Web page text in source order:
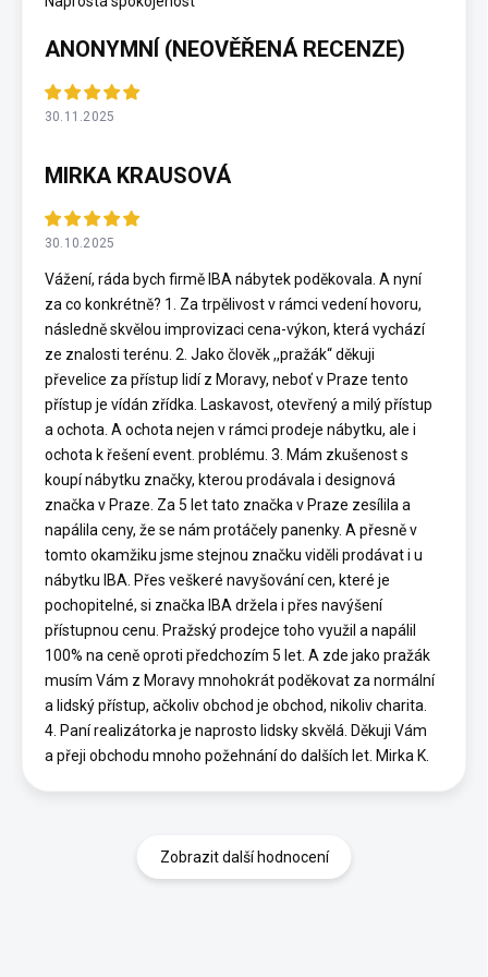
ANONYMNÍ (NEOVĚŘENÁ RECENZE)
30.11.2025
MIRKA KRAUSOVÁ
30.10.2025
Vážení, ráda bych firmě IBA nábytek poděkovala. A nyní
za co konkrétně? 1. Za trpělivost v rámci vedení hovoru,
následně skvělou improvizaci cena-výkon, která vychází
ze znalosti terénu. 2. Jako člověk ,,pražák“ děkuji
převelice za přístup lidí z Moravy, neboť v Praze tento
přístup je vídán zřídka. Laskavost, otevřený a milý přístup
a ochota. A ochota nejen v rámci prodeje nábytku, ale i
ochota k řešení event. problému. 3. Mám zkušenost s
koupí nábytku značky, kterou prodávala i designová
značka v Praze. Za 5 let tato značka v Praze zesílila a
napálila ceny, že se nám protáčely panenky. A přesně v
tomto okamžiku jsme stejnou značku viděli prodávat i u
nábytku IBA. Přes veškeré navyšování cen, které je
pochopitelné, si značka IBA držela i přes navýšení
přístupnou cenu. Pražský prodejce toho využil a napálil
100% na ceně oproti předchozím 5 let. A zde jako pražák
musím Vám z Moravy mnohokrát poděkovat za normální
a lidský přístup, ačkoliv obchod je obchod, nikoliv charita.
4. Paní realizátorka je naprosto lidsky skvělá. Děkuji Vám
a přeji obchodu mnoho požehnání do dalších let. Mirka K.
Zobrazit další hodnocení